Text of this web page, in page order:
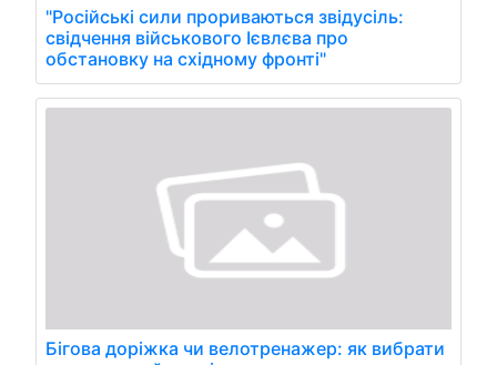
"Російські сили прориваються звідусіль:
свідчення військового Ієвлєва про
обстановку на східному фронті"
Бігова доріжка чи велотренажер: як вибрати